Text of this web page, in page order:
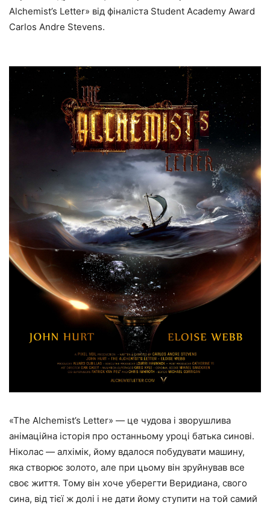
Alchemist’s Letter» від фіналіста Student Academy Award
Carlos Andre Stevens.
«The Alchemist’s Letter» — це чудова і зворушлива
анімаційна історія про останньому уроці батька синові.
Ніколас — алхімік, йому вдалося побудувати машину,
яка створює золото, але при цьому він зруйнував все
своє життя. Тому він хоче уберегти Веридиана, свого
сина, від тієї ж долі і не дати йому ступити на той самий